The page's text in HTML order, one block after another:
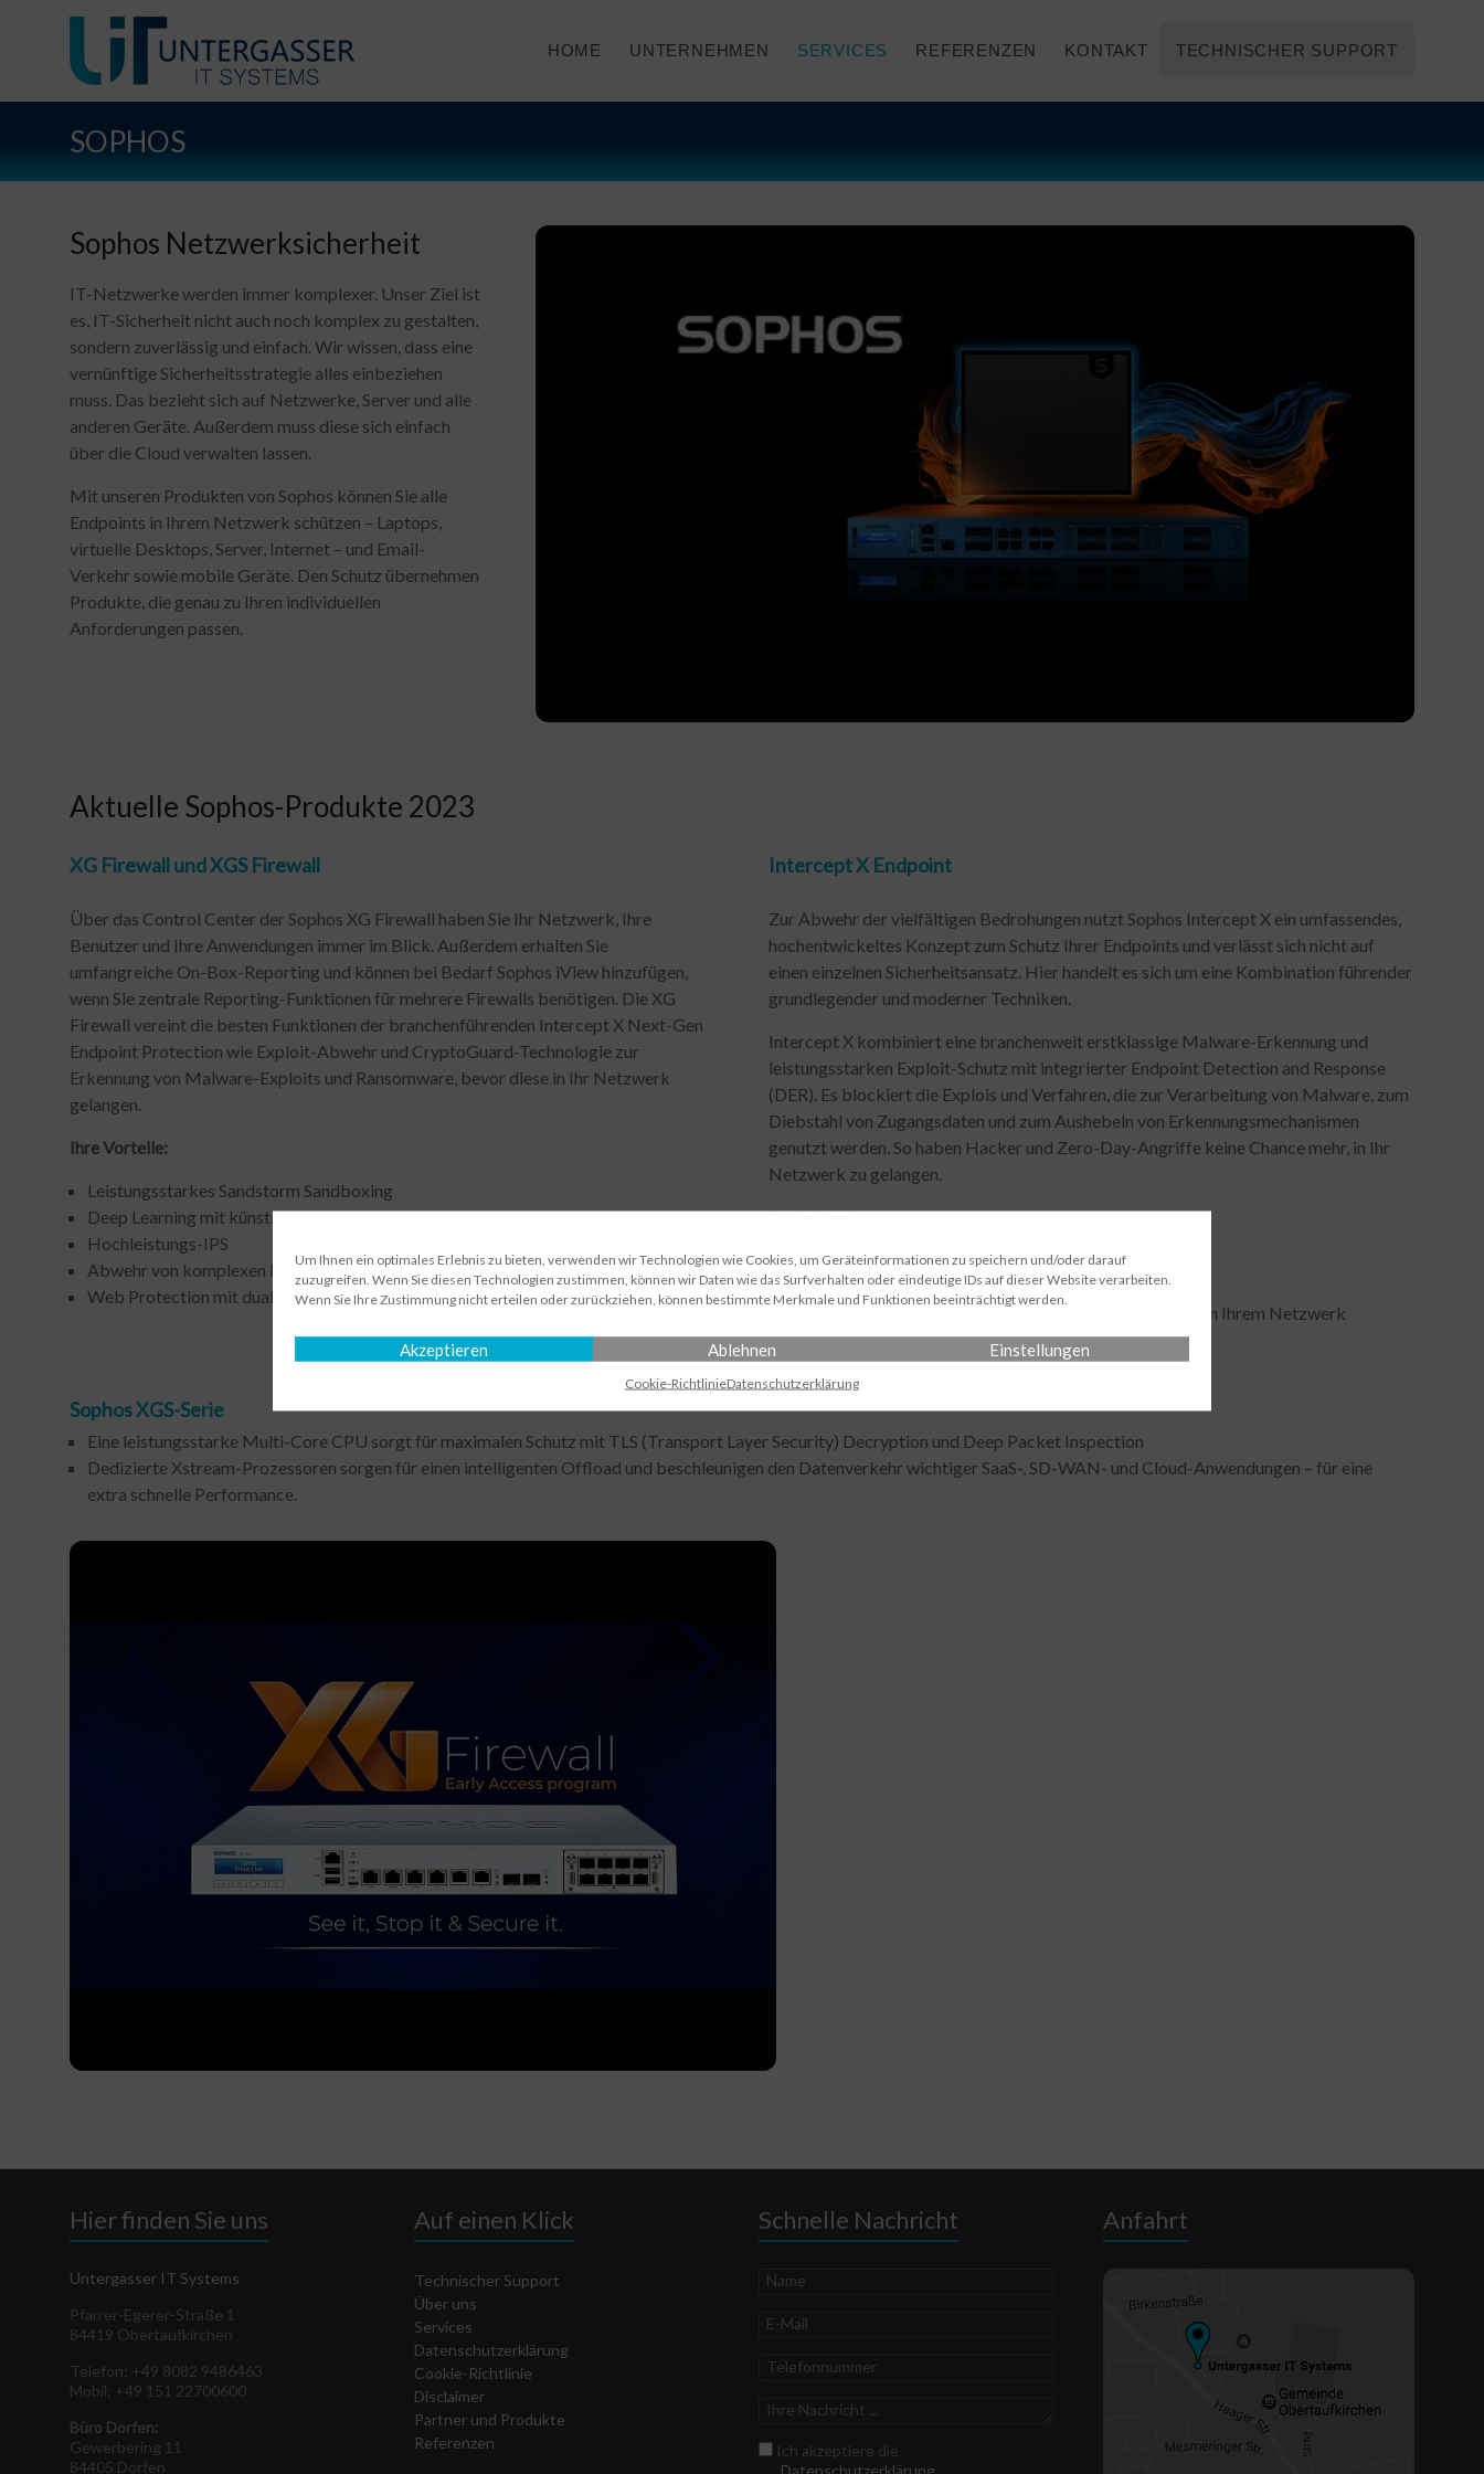
Um Ihnen ein optimales Erlebnis zu bieten, verwenden wir Technologien wie Cookies, um Geräteinformationen zu speichern und/oder darauf
zuzugreifen. Wenn Sie diesen Technologien zustimmen, können wir Daten wie das Surfverhalten oder eindeutige IDs auf dieser Website verarbeiten.
Wenn Sie Ihre Zustimmung nicht erteilen oder zurückziehen, können bestimmte Merkmale und Funktionen beeinträchtigt werden.
Akzeptieren Ablehnen Einstellungen
Cookie-RichtlinieDatenschutz­erklärung
HOME UNTERNEHMEN SERVICES REFERENZEN KONTAKT TECHNISCHER SUPPORT
SOPHOS
Sophos Netzwerksicherheit
IT-Netzwerke werden immer komplexer. Unser Ziel ist
es, IT-Sicherheit nicht auch noch komplex zu gestalten,
sondern zuverlässig und einfach. Wir wissen, dass eine
vernünftige Sicherheitsstrategie alles einbeziehen
muss. Das bezieht sich auf Netzwerke, Server und alle
anderen Geräte. Außerdem muss diese sich einfach
über die Cloud verwalten lassen.
Mit unseren Produkten von Sophos können Sie alle
Endpoints in Ihrem Netzwerk schützen – Laptops,
virtuelle Desktops, Server, Internet – und Email-
Verkehr sowie mobile Geräte. Den Schutz übernehmen
Produkte, die genau zu Ihren individuellen
Anforderungen passen.
Aktuelle Sophos-Produkte 2023
XG Firewall und XGS Firewall
Über das Control Center der Sophos XG Firewall haben Sie Ihr Netzwerk, Ihre
Benutzer und Ihre Anwendungen immer im Blick. Außerdem erhalten Sie
umfangreiche On-Box-Reporting und können bei Bedarf Sophos iView hinzufügen,
wenn Sie zentrale Reporting-Funktionen für mehrere Firewalls benötigen. Die XG
Firewall vereint die besten Funktionen der branchenführenden Intercept X Next-Gen
Endpoint Protection wie Exploit-Abwehr und CryptoGuard-Technologie zur
Erkennung von Malware-Exploits und Ransomware, bevor diese in Ihr Netzwerk
gelangen.
Ihre Vorteile:
Leistungsstarkes Sandstorm Sandboxing
Deep Learning mit künstlicher Intelligenz
Hochleistungs-IPS
Abwehr von komplexen Bedrohungen und Botnets
Web Protection mit dualem Virenschutz, JavaScript-Emulation und SSL Inspection
Intercept X Endpoint
Zur Abwehr der vielfältigen Bedrohungen nutzt Sophos Intercept X ein umfassendes,
hochentwickeltes Konzept zum Schutz Ihrer Endpoints und verlässt sich nicht auf
einen einzelnen Sicherheitsansatz. Hier handelt es sich um eine Kombination führender
grundlegender und moderner Techniken.
Intercept X kombiniert eine branchenweit erstklassige Malware-Erkennung und
leistungsstarken Exploit-Schutz mit integrierter Endpoint Detection and Response
(DER). Es blockiert die Explois und Verfahren, die zur Verarbeitung von Malware, zum
Diebstahl von Zugangsdaten und zum Aushebeln von Erkennungsmechanismen
genutzt werden. So haben Hacker und Zero-Day-Angriffe keine Chance mehr, in Ihr
Netzwerk zu gelangen.
Ihre Vorteile:
Infizierte Systeme werden automatisch erkannt
Entfernt Malware sofort
Sorgt für 100%ige Transparenz über alle Anwendungen in Ihrem Netzwerk
Sophos XGS-Serie
Eine leistungsstarke Multi-Core CPU sorgt für maximalen Schutz mit TLS (Transport Layer Security) Decryption und Deep Packet Inspection
Dedizierte Xstream-Prozessoren sorgen für einen intelligenten Offload und beschleunigen den Datenverkehr wichtiger SaaS-, SD-WAN- und Cloud-Anwendungen – für eine
extra schnelle Performance.
Hier finden Sie uns
Untergasser IT Systems
Pfarrer-Egerer-Straße 1
84419 Obertaufkirchen
Telefon: +49 8082 9486463
Mobil: +49 151 22700600
Büro Dorfen:
Gewerbering 11
84405 Dorfen
Auf einen Klick
Technischer Support
Über uns
Services
Datenschutz­erklärung
Cookie-Richtlinie
Disclaimer
Partner und Produkte
Referenzen
Schnelle Nachricht
Name
E-
Telefonnummer
Ihre
Datenschutz
Ich akzeptiere die
Datenschutzerklärung
Anfahrt